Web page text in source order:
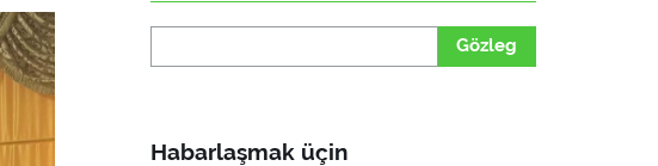
Gözleg
Habarlaşmak üçin